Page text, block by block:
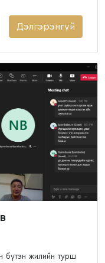
Дэлгэрэнгүй
бүтэн жилийн турш